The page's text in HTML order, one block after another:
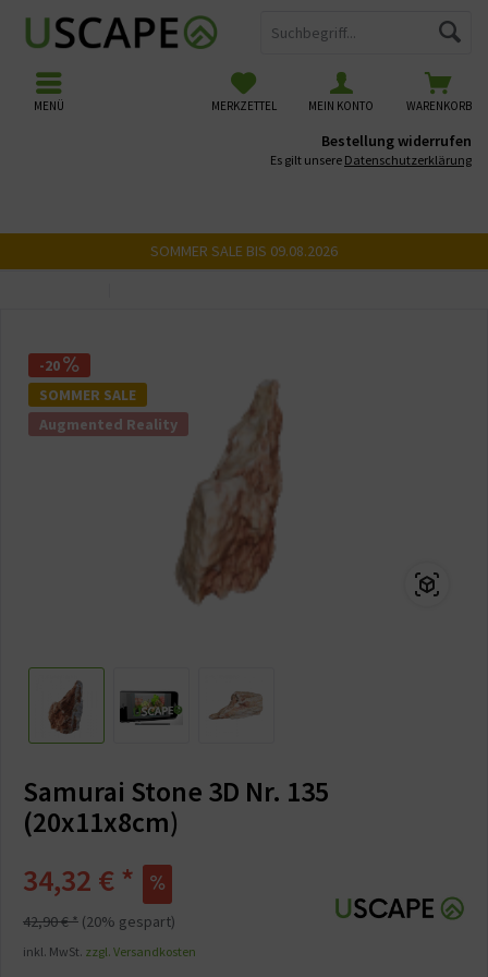
WARENKORB
MERKZETTEL MEIN KONTO
MENÜ
Bestellung widerrufen
Es gilt unsere Datenschutzerklärung
SOMMER SALE BIS 09.08.2026
-20
SOMMER SALE
Augmented Reality
Samurai Stone 3D Nr. 135
(20x11x8cm)
34,32 € *
42,90 € * (20% gespart)
inkl. MwSt. zzgl. Versandkosten